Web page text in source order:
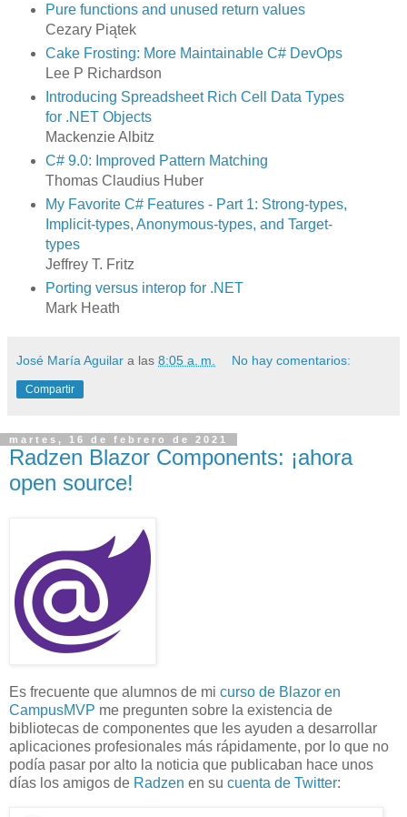
Pure functions and unused return values
Cezary Piątek
Cake Frosting: More Maintainable C# DevOps
Lee P Richardson
Introducing Spreadsheet Rich Cell Data Types
for .NET Objects
Mackenzie Albitz
C# 9.0: Improved Pattern Matching
Thomas Claudius Huber
My Favorite C# Features - Part 1: Strong-types,
Implicit-types, Anonymous-types, and Target-
types
Jeffrey T. Fritz
Porting versus interop for .NET
Mark Heath
José María Aguilar a las 8:05 a. m. No hay comentarios:
Compartir
martes, 16 de febrero de 2021
Radzen Blazor Components: ¡ahora
open source!
Es frecuente que alumnos de mi curso de Blazor en
CampusMVP me pregunten sobre la existencia de
bibliotecas de componentes que les ayuden a desarrollar
aplicaciones profesionales más rápidamente, por lo que no
podía pasar por alto la noticia que publicaban hace unos
días los amigos de Radzen en su cuenta de Twitter: